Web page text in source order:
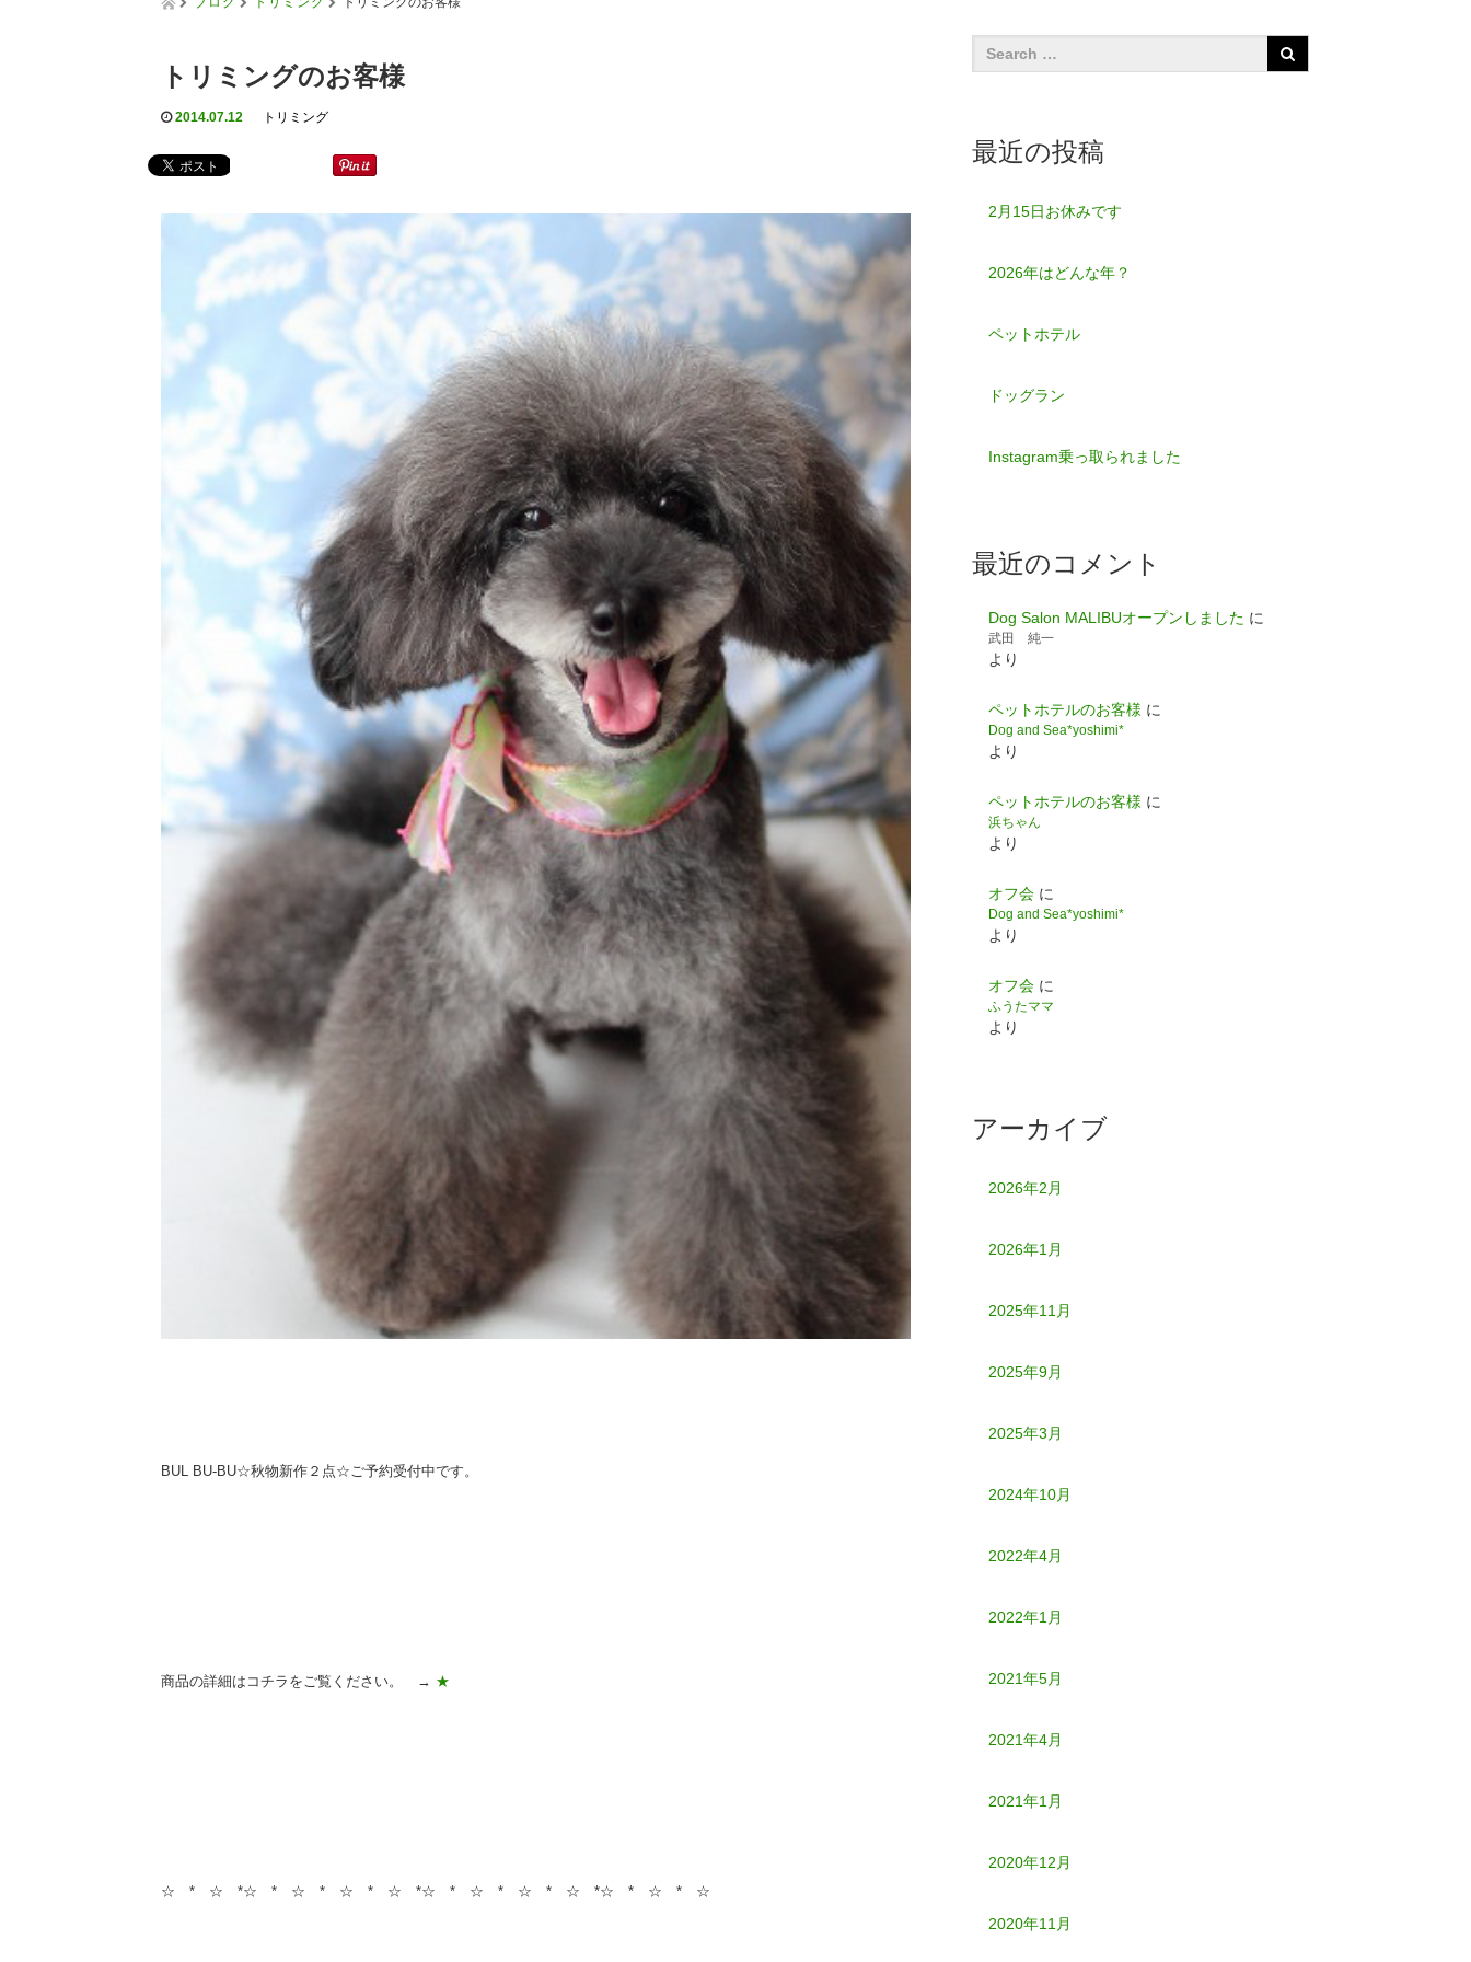
トリミングのお客様
2014.07.12 トリミング
BUL BU-BU☆秋物新作２点☆ご予約受付中です。
商品の詳細はコチラをご覧ください。 → ★
☆ * ☆ *☆ * ☆ * ☆ * ☆ *☆ * ☆ * ☆ * ☆ *☆ * ☆ * ☆
最近の投稿
2月15日お休みです
2026年はどんな年？
ペットホテル
ドッグラン
Instagram乗っ取られました
最近のコメント
Dog Salon MALIBUオープンしました に
武田 純一
より
ペットホテルのお客様 に
Dog and Sea*yoshimi*
より
ペットホテルのお客様 に
浜ちゃん
より
オフ会 に
Dog and Sea*yoshimi*
より
オフ会 に
ふうたママ
より
アーカイブ
2026年2月
2026年1月
2025年11月
2025年9月
2025年3月
2024年10月
2022年4月
2022年1月
2021年5月
2021年4月
2021年1月
2020年12月
2020年11月